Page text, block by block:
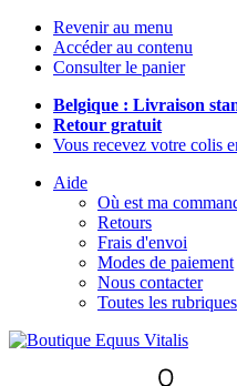
Revenir au menu
Accéder au contenu
Consulter le panier
Belgique : Livraison
Retour gratuit
Vous recevez votre colis
Aide
Où est ma
Retours
Frais d'envoi
Modes de paiement
Nous contacter
Toutes les rubriques